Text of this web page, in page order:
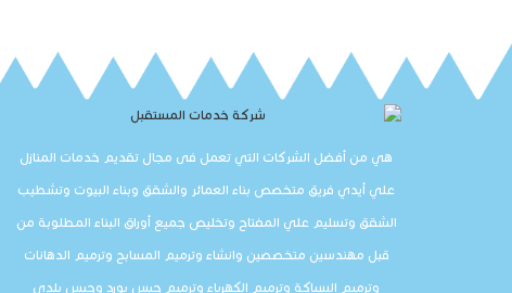
هي من أفضل الشركات التي تعمل فى مجال تقديم خدمات المنازل
علي أيدي فريق متخصص بناء العمائر والشقق وبناء البيوت وتشطيب
الشقق وتسليم علي المفتاح وتخليص جميع أوراق البناء المطلوبة من
قبل مهندسين متخصصين وانشاء وترميم المسابح وترميم الدهانات
وترميم السباكة وترميم الكهرباء وترميم جبس بورد وجبس بلدي